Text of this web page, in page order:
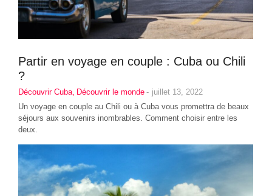
Partir en voyage en couple : Cuba ou Chili
?
Découvrir Cuba Découvrir le monde - juillet 13, 2022
Un voyage en couple au Chili ou à Cuba vous promettra de beaux
séjours aux souvenirs inombrables. Comment choisir entre les
deux.